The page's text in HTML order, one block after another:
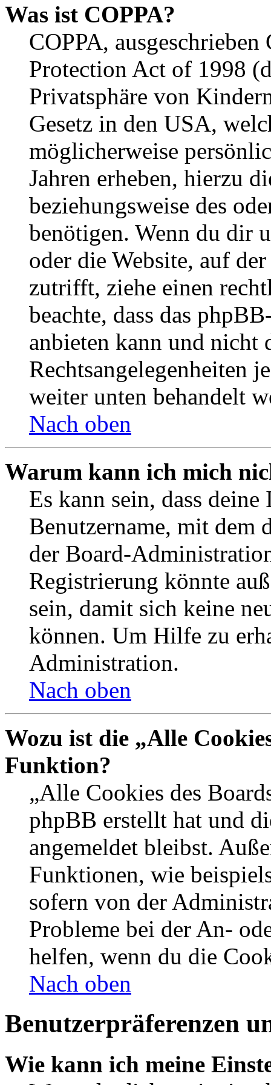
Was ist COPPA?
COPPA,
Protection Act of 1998
Privatsphäre von
Gesetz in den USA,
möglicherweise
Jahren erheben, hierzu
beziehungsweise des
benötigen. Wenn du dir
oder die Website, auf
zutrifft, ziehe einen
beachte, dass das
anbieten kann und nicht
Rechtsangelegenheiten
weiter unten behandelt
Nach oben
Warum kann ich mich
Es kann sein, dass
Benutzername, mit dem
der Board-
Registrierung könnte
sein, damit sich keine
können. Um Hilfe zu
Administration.
Nach oben
Wozu ist die „Alle
Funktion?
„Alle Cookies des
phpBB erstellt hat und
angemeldet bleibst.
Funktionen, wie
sofern von der
Probleme bei der An-
helfen, wenn du die
Nach oben
Benutzerpräferenzen
Wie kann ich meine